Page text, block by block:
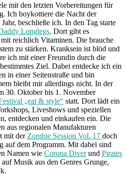
mit den letzten Vorbereitungen für
Ich boykottiere die Nacht der
beschließe ich. In den Tag starte
Longlegs. Dort gibt es
reichlich Vitaminen. Die brauche
zu stärken. Kranksein ist blöd und
ich mit einer Freundin durch die
Ziel. Dabei entdecke ich ein
in einer Seitenstraße und bin
bleibt mir allerdings nicht. In der
30. Oktober bis 1. November
„eat & style“ statt. Dort lädt ein
Liveshows und speziellen
entdecken und einkaufen ein. Die
aus regionalen Manufakturen
mit der Zombie Session Vol. 17 doch
auf dem Programm. Mit dabei sind
Namen wie Corona Diverund Pirates
Musik aus den Genres Grunge,